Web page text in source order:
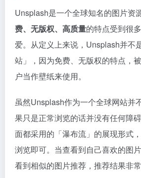
Unsplash是一个全球知名的图片资
费、无版权、高质量的特点受到很
爱。从定义上来说，Unsplash并不
站」，因为免费、无版权的特点，
户当作壁纸来使用。
虽然Unsplash作为一个全球网站并
果只是正常浏览的话并没有任何障
面都采用的「瀑布流」的展现形式
浏览即可。当查看到自己喜欢的图
看到相似的图片推荐，推荐结果非常